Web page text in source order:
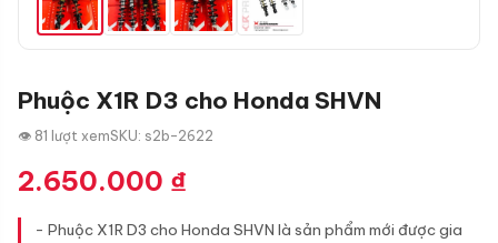
Phuộc X1R D3 cho Honda SHVN
👁 81 lượt xemSKU: s2b-2622
2.650.000 ₫
- Phuộc X1R D3 cho Honda SHVN là sản phẩm mới được gia